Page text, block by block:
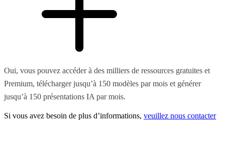
Oui, vous pouvez accéder à des milliers de ressources gratuites et
Premium, télécharger jusqu’à 150 modèles par mois et générer
jusqu’à 150 présentations IA par mois.
Si vous avez besoin de plus d’informations, veuillez nous contacter